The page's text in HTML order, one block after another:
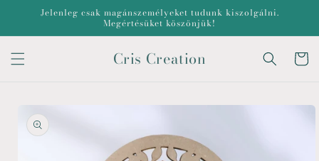
Ugrás aJelenleg csak magánszemélyeket tudunk kiszolgálni.
Megértésüket köszönjük!
Cris Creation Kosár
ugrás a
termékadatokra